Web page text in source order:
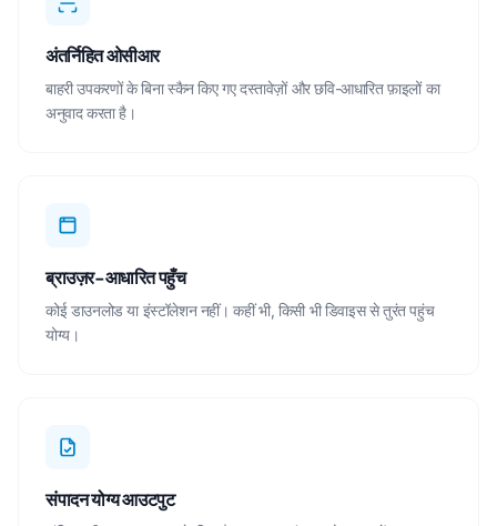
अंतर्निहित ओसीआर
बाहरी उपकरणों के बिना स्कैन किए गए दस्तावेज़ों और छवि-आधारित फ़ाइलों का
अनुवाद करता है।
ब्राउज़र-आधारित पहुँच
कोई डाउनलोड या इंस्टॉलेशन नहीं। कहीं भी, किसी भी डिवाइस से तुरंत पहुंच
योग्य।
संपादन योग्य आउटपुट